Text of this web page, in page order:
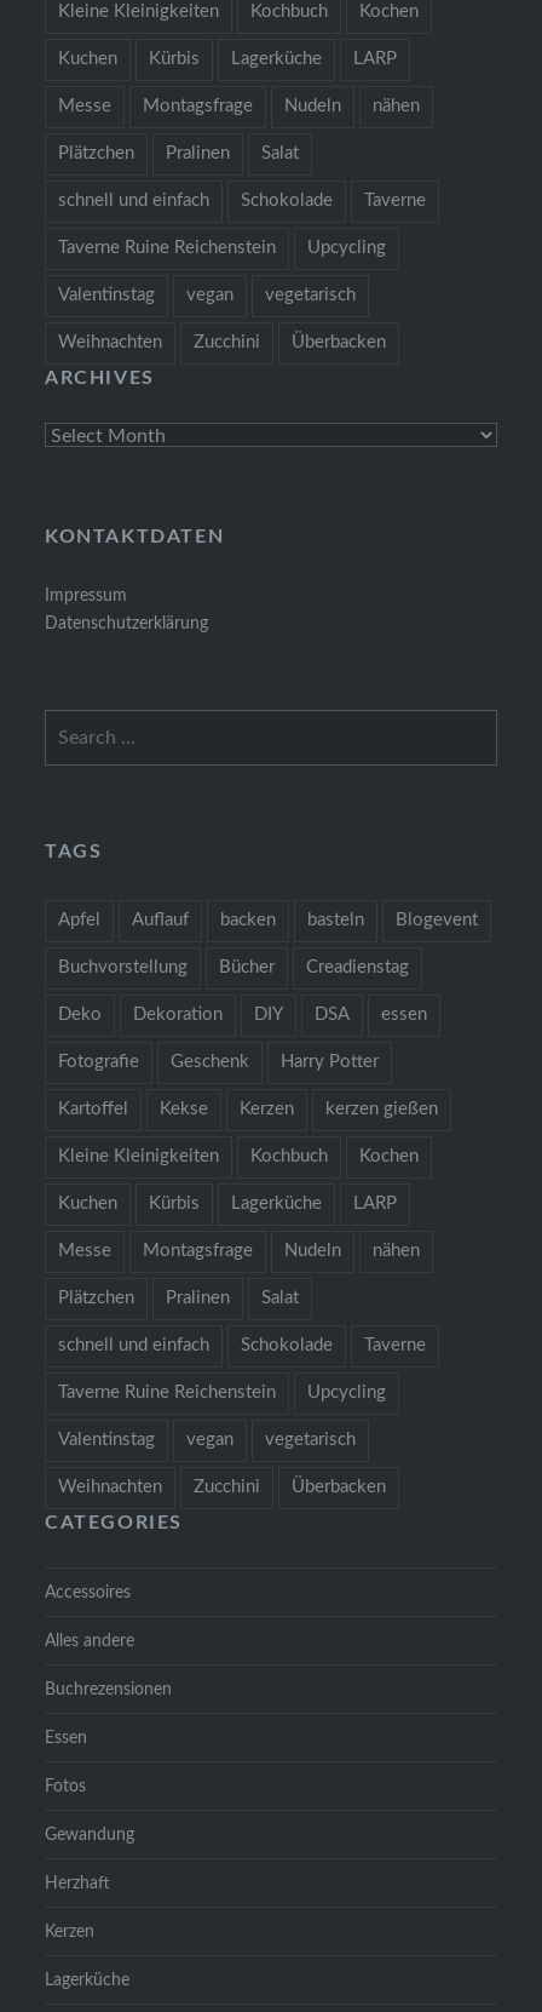
Kleine Kleinigkeiten Kochbuch Kochen
Kuchen Kürbis Lagerküche LARP
Messe Montagsfrage Nudeln nähen
Plätzchen Pralinen Salat
schnell und einfach Schokolade Taverne
Taverne Ruine Reichenstein Upcycling
Valentinstag vegan vegetarisch
Weihnachten Zucchini Überbacken
ARCHIVES
Archives
KONTAKTDATEN
Impressum
Datenschutzerklärung
for:
TAGS
Apfel Auflauf backen basteln Blogevent
Buchvorstellung Bücher Creadienstag
Deko Dekoration DIY DSA essen
Fotografie Geschenk Harry Potter
Kartoffel Kekse Kerzen kerzen gießen
Kleine Kleinigkeiten Kochbuch Kochen
Kuchen Kürbis Lagerküche LARP
Messe Montagsfrage Nudeln nähen
Plätzchen Pralinen Salat
schnell und einfach Schokolade Taverne
Taverne Ruine Reichenstein Upcycling
Valentinstag vegan vegetarisch
Weihnachten Zucchini Überbacken
CATEGORIES
Accessoires
Alles andere
Buchrezensionen
Essen
Fotos
Gewandung
Herzhaft
Kerzen
Lagerküche